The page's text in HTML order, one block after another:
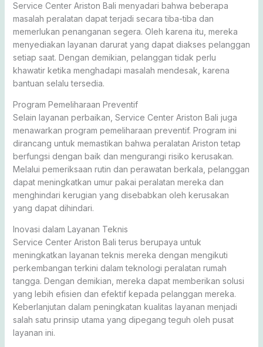
Service Center Ariston Bali menyadari bahwa beberapa
masalah peralatan dapat terjadi secara tiba-tiba dan
memerlukan penanganan segera. Oleh karena itu, mereka
menyediakan layanan darurat yang dapat diakses pelanggan
setiap saat. Dengan demikian, pelanggan tidak perlu
khawatir ketika menghadapi masalah mendesak, karena
bantuan selalu tersedia.
Program Pemeliharaan Preventif
Selain layanan perbaikan, Service Center Ariston Bali juga
menawarkan program pemeliharaan preventif. Program ini
dirancang untuk memastikan bahwa peralatan Ariston tetap
berfungsi dengan baik dan mengurangi risiko kerusakan.
Melalui pemeriksaan rutin dan perawatan berkala, pelanggan
dapat meningkatkan umur pakai peralatan mereka dan
menghindari kerugian yang disebabkan oleh kerusakan
yang dapat dihindari.
Inovasi dalam Layanan Teknis
Service Center Ariston Bali terus berupaya untuk
meningkatkan layanan teknis mereka dengan mengikuti
perkembangan terkini dalam teknologi peralatan rumah
tangga. Dengan demikian, mereka dapat memberikan solusi
yang lebih efisien dan efektif kepada pelanggan mereka.
Keberlanjutan dalam peningkatan kualitas layanan menjadi
salah satu prinsip utama yang dipegang teguh oleh pusat
layanan ini.